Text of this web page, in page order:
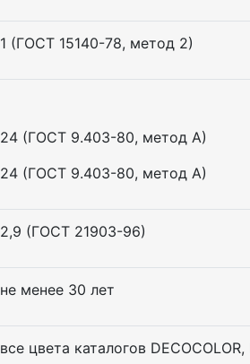
1 (ГОСТ 15140-78, метод 2)
24 (ГОСТ 9.403-80, метод А)
24 (ГОСТ 9.403-80, метод А)
2,9 (ГОСТ 21903-96)
не менее 30 лет
все цвета каталогов